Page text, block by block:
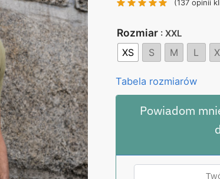
130,00 zł.
(137 opinii
Rozmiar : XXL
XS S M L
Tabela rozmiarów
Powiadom